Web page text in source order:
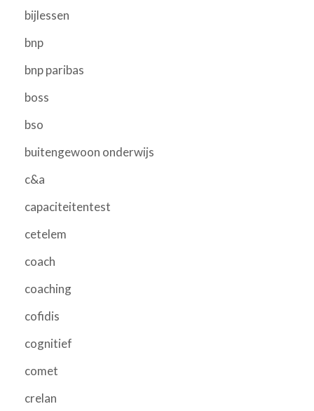
bijlessen
bnp
bnp paribas
boss
bso
buitengewoon onderwijs
c&a
capaciteitentest
cetelem
coach
coaching
cofidis
cognitief
comet
crelan